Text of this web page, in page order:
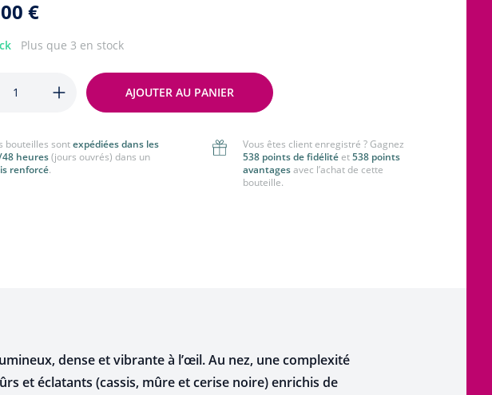
€
Plus que 3 en stock
AJOUTER AU PANIER
bouteilles sontexpédiées dans les
heures(jours ouvrés) dans un
renforcé.
Vous êtes client enregistré ? Gagnez
538 points de fidélité et538 points
avantagesavec l’achat de cette
bouteille.
dense et vibrante à l’œil. Au nez, une complexité
et éclatants (cassis, mûre et cerise noire) enrichis de